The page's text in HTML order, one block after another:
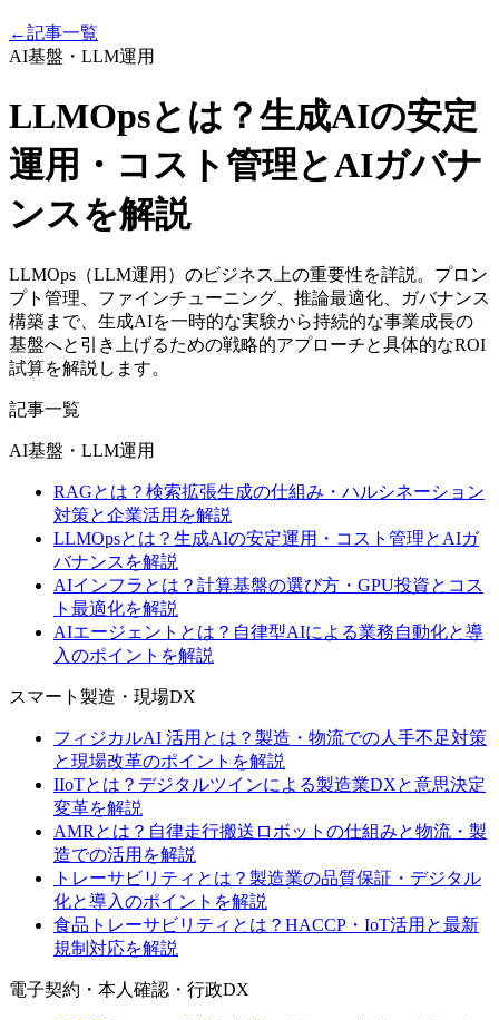
←記事一覧
AI基盤・LLM運用
LLMOpsとは？生成AIの安定
運用・コスト管理とAIガバナ
ンスを解説
LLMOps（LLM運用）のビジネス上の重要性を詳説。プロン
プト管理、ファインチューニング、推論最適化、ガバナンス
構築まで、生成AIを一時的な実験から持続的な事業成長の
基盤へと引き上げるための戦略的アプローチと具体的なROI
試算を解説します。
記事一覧
AI基盤・LLM運用
RAGとは？検索拡張生成の仕組み・ハルシネーション
対策と企業活用を解説
LLMOpsとは？生成AIの安定運用・コスト管理とAIガ
バナンスを解説
AIインフラとは？計算基盤の選び方・GPU投資とコス
ト最適化を解説
AIエージェントとは？自律型AIによる業務自動化と導
入のポイントを解説
スマート製造・現場DX
フィジカルAI 活用とは？製造・物流での人手不足対策
と現場改革のポイントを解説
IIoTとは？デジタルツインによる製造業DXと意思決定
変革を解説
AMRとは？自律走行搬送ロボットの仕組みと物流・製
造での活用を解説
トレーサビリティとは？製造業の品質保証・デジタル
化と導入のポイントを解説
食品トレーサビリティとは？HACCP・IoT活用と最新
規制対応を解説
電子契約・本人確認・行政DX